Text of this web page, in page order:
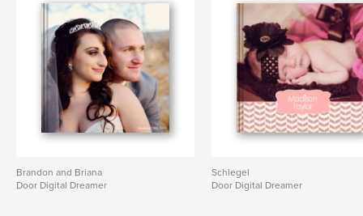
Brandon and Briana
Door Digital Dreamer
Schlegel
Door Digital Dreamer